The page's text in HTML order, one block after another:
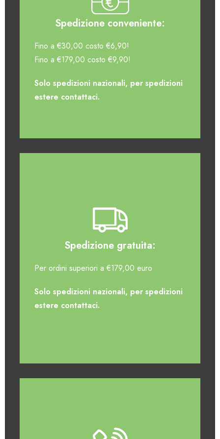
Spedizione conveniente:
Fino a €30,00 costo €6,90!
Fino a €179,00 costo €9,90!
Solo spedizioni nazionali, per spedizioni
estere contattaci.
Spedizione gratuita:
Per ordini superiori a €179,00 euro
Solo spedizioni nazionali, per spedizioni
estere contattaci.